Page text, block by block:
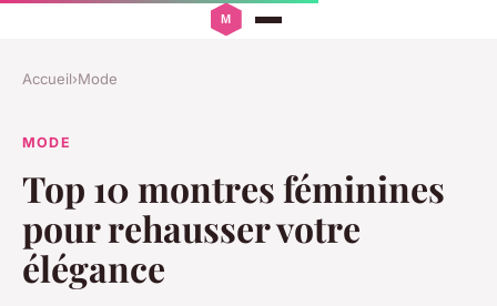
Accueil›Mode
MODE
Top 10 montres féminines
pour rehausser votre
élégance